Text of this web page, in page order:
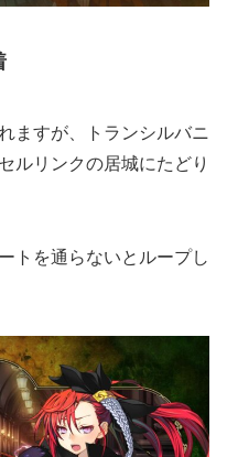
ますが、トランシルバニ
ルリンクの居城にたどり
トを通らないとループし